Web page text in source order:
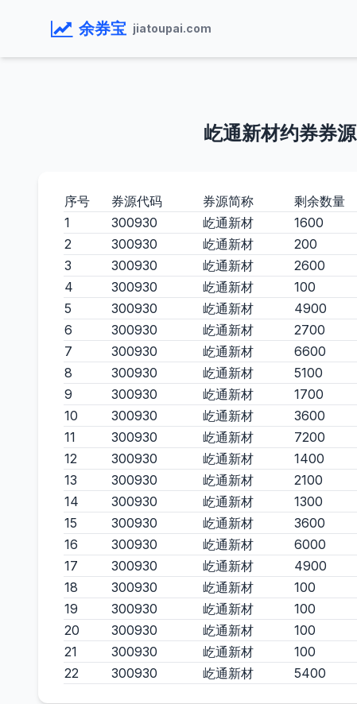
余券宝 jiatoupai.com
屹通新材约券券源
序号 券源代码 券源简称 剩余数量
1
300930 屹通新材 1600
2
300930 屹通新材 200
3
300930 屹通新材 2600
4
300930 屹通新材 100
5
300930 屹通新材 4900
6
300930 屹通新材 2700
7
300930 屹通新材 6600
8
300930 屹通新材 5100
9
300930 屹通新材 1700
10
300930 屹通新材 3600
11
300930 屹通新材 7200
12
300930 屹通新材 1400
13
300930 屹通新材 2100
14
300930 屹通新材 1300
15
300930 屹通新材 3600
16
300930 屹通新材 6000
17
300930 屹通新材 4900
18
300930 屹通新材 100
19
300930 屹通新材 100
20
300930 屹通新材 100
21
300930 屹通新材 100
22
300930 屹通新材 5400